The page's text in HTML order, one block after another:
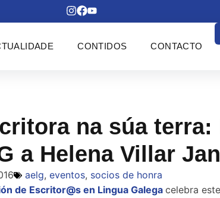
CONTIDOS CONTACTO
na súa terra:
a Helena Villar
aelg, eventos, socios de honra
de Escritor@s en Lingua Galega celebra